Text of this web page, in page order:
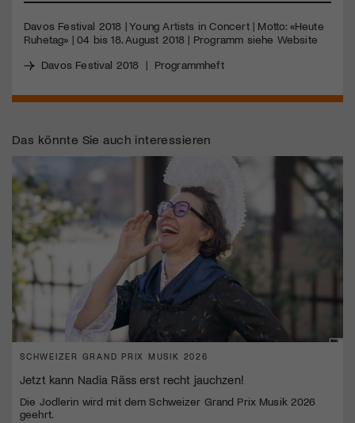
Davos Festival 2018 | Young Artists in Concert | Motto: «Heute
Ruhetag» | 04 bis 18. August 2018 | Programm siehe Website
Davos Festival 2018 | Programmheft
Das könnte Sie auch interessieren
SCHWEIZER GRAND PRIX MUSIK 2026
Jetzt kann Nadia Räss erst recht jauchzen!
Die Jodlerin wird mit dem Schweizer Grand Prix Musik 2026
geehrt.